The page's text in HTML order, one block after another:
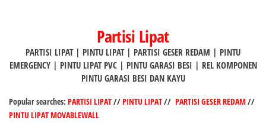
Partisi Lipat
PARTISI LIPAT | PINTU LIPAT | PARTISI GESER REDAM | PINTU
EMERGENCY | PINTU LIPAT PVC | PINTU GARASI BESI | REL KOMPONEN
PINTU GARASI BESI DAN KAYU
Popular searches: PARTISI LIPAT//PINTU LIPAT// PARTISI GESER REDAM//
PINTU LIPAT MOVABLEWALL